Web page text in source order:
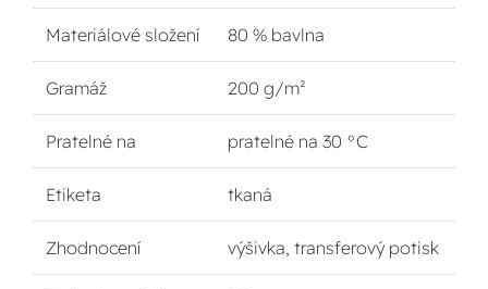
Materiálové složení 80 % bavlna
Gramáž 200 g/m²
Pratelné na pratelné na 30 °C
Etiketa tkaná
Zhodnocení výšivka, transferový potisk